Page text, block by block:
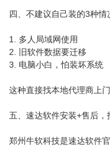
四、不建议自己装的3种情
1. 多人局域网使用
2. 旧软件数据要迁移
3. 电脑小白，怕装坏系统
这种直接找本地代理商上
五、速达软件安装+售后，
郑州牛软科技是速达软件